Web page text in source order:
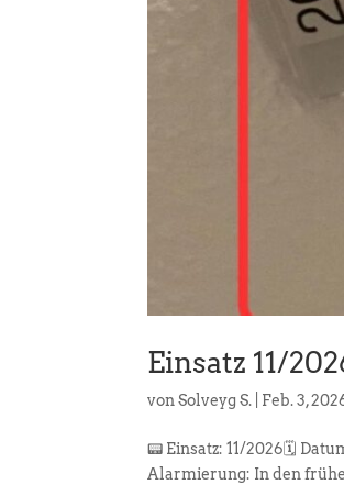
Einsatz 11/
vonSolveyg S. Feb. 3,
📟 Einsatz: 11/2026🗓️
Alarmierung: In den